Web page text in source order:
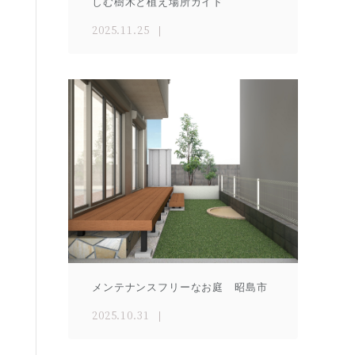
2025.11.25
メンテナンスフリーなお庭 昭島市
2025.10.31